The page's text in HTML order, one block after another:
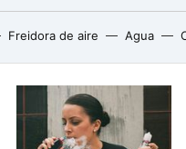
Freidora de aire Agua